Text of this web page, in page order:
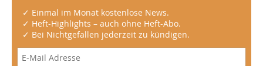
✓ Einmal im Monat kostenlose News.
✓ Heft-Highlights – auch ohne Heft-Abo.
✓ Bei Nichtgefallen jederzeit zu kündigen.